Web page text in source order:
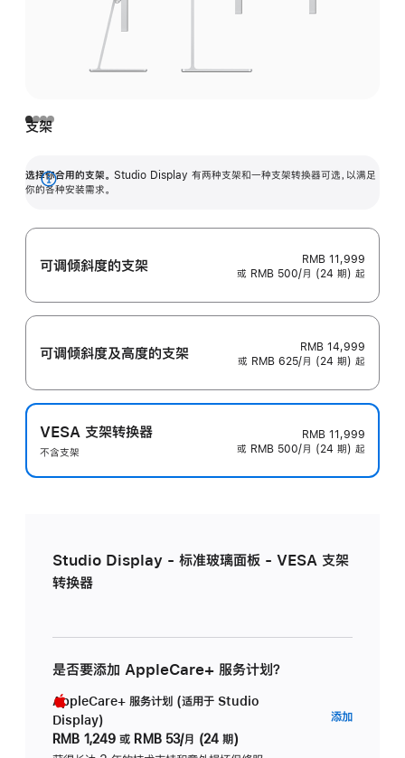
支架
选择你合用的支架。 Studio Display 有两种支架和一种支架转换器可选，以满足
你的各种安装需求。
展
可调倾斜度的支架
RMB 11,999
或 RMB 500/月 (24 期) 起
可调倾斜度及高‍度的支‍架
RMB 14,999
或 RMB 625/月 (24 期) 起
VESA 支架转换器
不含支架
RMB 11,999
或 RMB 500/月 (24 期) 起
Studio Display - 标准玻璃面板 - VESA 支架
转换器
是否要添加 AppleCare+ 服务计划？
AppleCare+ 服务计划 (适用于 Studio
Display)
RMB 1,249 或 RMB 53/月 (24 期)
添加